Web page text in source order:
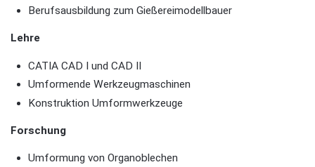
Berufsausbildung zum Gießereimodellbauer
Lehre
CATIA CAD I und CAD II
Umformende Werkzeugmaschinen
Konstruktion Umformwerkzeuge
Forschung
Umformung von Organoblechen